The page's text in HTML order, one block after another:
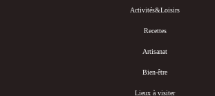
Activités&Loisirs
Recettes
Artisanat
Bien-être
Lieux à visiter